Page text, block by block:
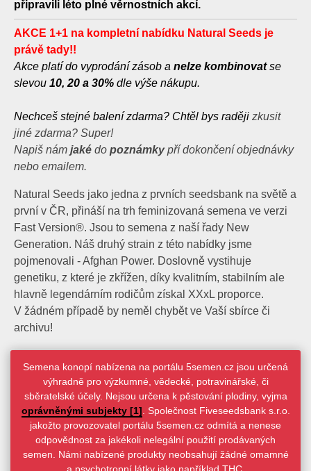
připravili léto plné věrnostních akcí.
AKCE 1+1 na kompletní nabídku Natural Seeds je
právě tady!!
Akce platí do vyprodání zásob a nelze kombinovatse
slevou 10, 20 a 30% dle výše nákupu.
Nechceš stejné balení zdarma? Chtěl bys raději zkusit
jiné zdarma? Super!
Napiš nám jaké do poznámkypří dokončení objednávky
nebo emailem.
Natural Seeds jako jedna z prvních seedsbank na světě a
první v ČR, přináší na trh feminizovaná semena ve verzi
Fast Version®. Jsou to semena z naší řady New
Generation. Náš druhý strain z této nabídky jsme
pojmenovali - Afghan Power. Doslovně vystihuje
genetiku, z které je zkřížen, díky kvalitním, stabilním ale
hlavně legendárním rodičům získal XXxL proporce.
V žádném případě by neměl chybět ve Vaší sbírce či
archivu!
Semena konopí nabízena na portálu 5semen.cz jsou určená
výhradně pro výzkumné, vědecké, potravinářské, či
sběratelské účely. Nejsou určena k pěstování plodiny, vyjma
oprávněnými subjekty [1] . Společnost Fiveseedsbank s.r.o.
jakožto provozovatel portálu 5semen.cz odmítá a nenese
odpovědnost za jakékoli nelegální použití prodávaných
semen. Námi nabízené produkty neobsahují žádné omamné
a psychotropní látky jako například THC.